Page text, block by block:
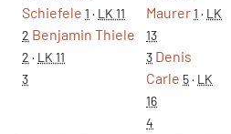
Schiefele 1 · LK 11
2 Benjamin Thiele
2 · LK 11
3
Maurer1 · LK
13
3 Denis
Carle 5· LK
16
4